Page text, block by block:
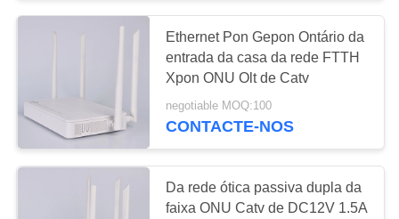
GPON OLT
15
Ethernet Pon Gepon Ontário da
entrada da casa da rede FTTH
Xpon ONU Olt de Catv
negotiable MOQ:100
CONTACTE-NOS
Da rede ótica passiva dupla da
faixa ONU Catv de DC12V 1.5A